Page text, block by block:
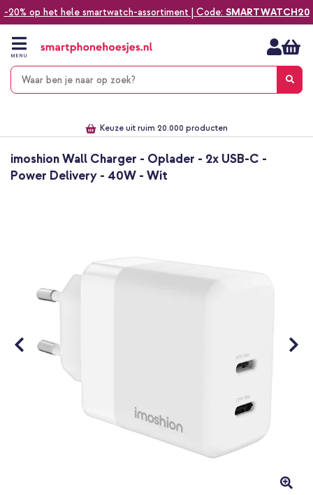
-20% op het hele smartwatch-assortiment | Code: SMARTWATCH20
naar
inhoud
MENU
Alles voor jouw telefoon, tablet, smartwatch of laptop
We've got you covered!
imoshion Wall Charger - Oplader - 2x USB-C -
Power Delivery - 40W - Wit
afbeeldingen-
gallerij